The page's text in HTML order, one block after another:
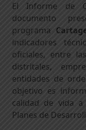
El Informe de
documento
programa
indicadores
oficiales, entre
distritales,
entidades de
objetivo es
calidad de vida
Planes de